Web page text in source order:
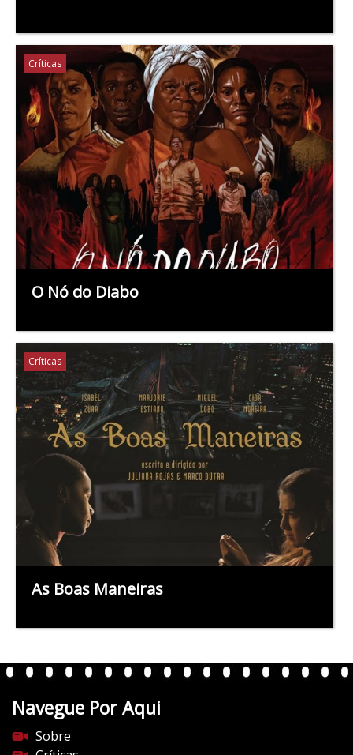
Críticas
O Nó do Diabo
Críticas
As Boas Maneiras
Navegue Por Aqui
Sobre